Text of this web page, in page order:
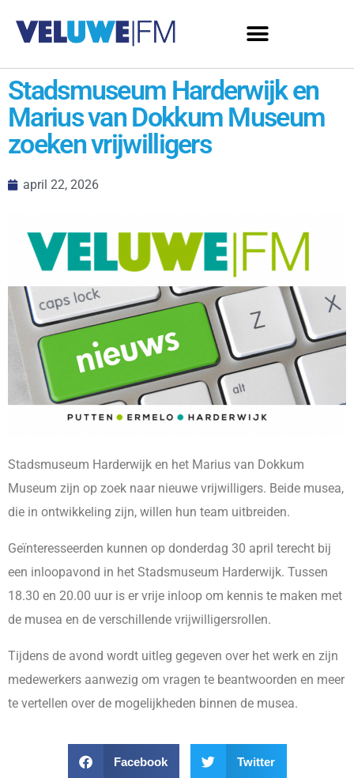
Stadsmuseum Harderwijk en
Marius van Dokkum Museum
zoeken vrijwilligers
april 22, 2026
Stadsmuseum Harderwijk en het Marius van Dokkum
Museum zijn op zoek naar nieuwe vrijwilligers. Beide musea,
die in ontwikkeling zijn, willen hun team uitbreiden.
Geïnteresseerden kunnen op donderdag 30 april terecht bij
een inloopavond in het Stadsmuseum Harderwijk. Tussen
18.30 en 20.00 uur is er vrije inloop om kennis te maken met
de musea en de verschillende vrijwilligersrollen.
Tijdens de avond wordt uitleg gegeven over het werk en zijn
medewerkers aanwezig om vragen te beantwoorden en meer
te vertellen over de mogelijkheden binnen de musea.
Facebook Twitter